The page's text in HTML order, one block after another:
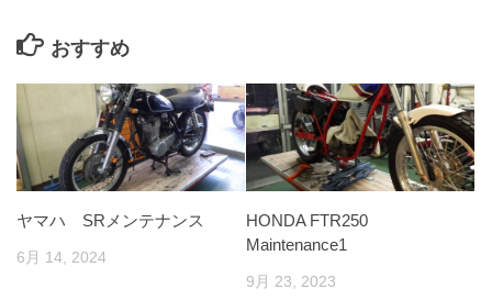
おすすめ
ヤマハ SRメンテナンス
6月 14, 2024
HONDA FTR250
Maintenance1
9月 23, 2023